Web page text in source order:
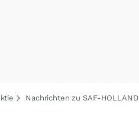
Nachrichten zu SAF-HOLLAND